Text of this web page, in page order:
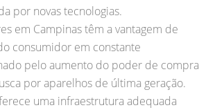
por novas tecnologias.
em Campinas têm a vantagem de
consumidor em constante
pelo aumento do poder de compra
por aparelhos de última geração.
uma infraestrutura adequada